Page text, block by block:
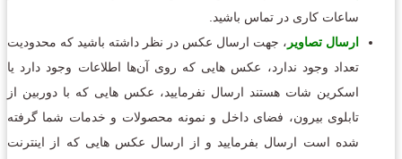
ساعات کاری در تماس باشید.
ارسال تصاویر ، جهت ارسال عکس در نظر داشته باشید که محدودیت
تعداد وجود ندارد، عکس هایی که روی آن‌ها اطلاعات وجود دارد یا
اسکرین شات هستند ارسال نفرمایید، عکس هایی که با دوربین از
تابلوی بیرون، فضای داخل و نمونه محصولات و خدمات شما گرفته
شده است ارسال بفرمایید و از ارسال عکس هایی که از اینترنت